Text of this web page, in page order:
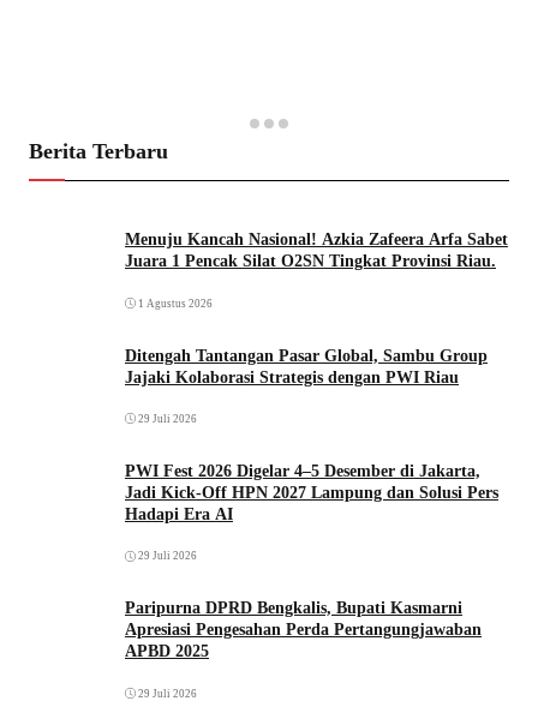
Berita Terbaru
Menuju Kancah Nasional! Azkia Zafeera Arfa Sabet
Juara 1 Pencak Silat O2SN Tingkat Provinsi Riau.
1 Agustus 2026
Ditengah Tantangan Pasar Global, Sambu Group
Jajaki Kolaborasi Strategis dengan PWI Riau
29 Juli 2026
PWI Fest 2026 Digelar 4–5 Desember di Jakarta,
Jadi Kick-Off HPN 2027 Lampung dan Solusi Pers
Hadapi Era AI
29 Juli 2026
Paripurna DPRD Bengkalis, Bupati Kasmarni
Apresiasi Pengesahan Perda Pertangungjawaban
APBD 2025
29 Juli 2026